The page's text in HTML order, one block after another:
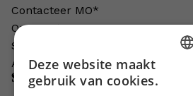
Contacteer MO*
Onze auteurs
Schrijven voor MO*?
Adverteren in MO*
Steun MO*
Deze website maakt
gebruik van cookies.